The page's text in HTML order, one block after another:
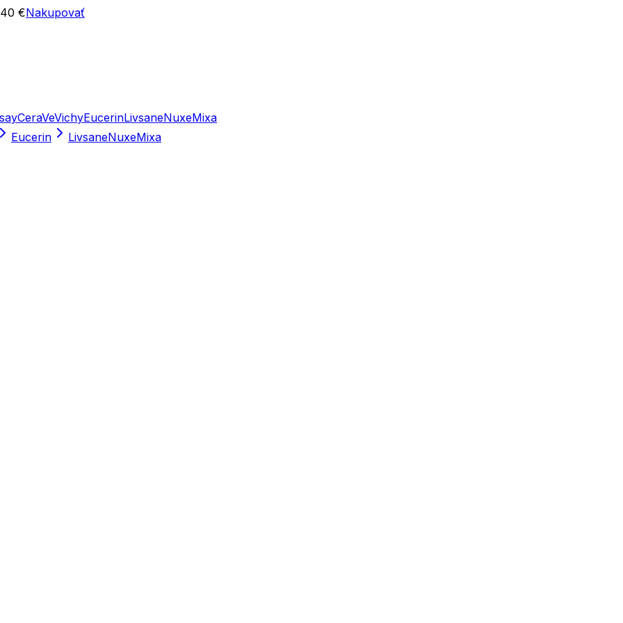
€Nakupovať
CeraVeVichyEucerinLivsaneNuxeMixa
Eucerin
LivsaneNuxeMixa